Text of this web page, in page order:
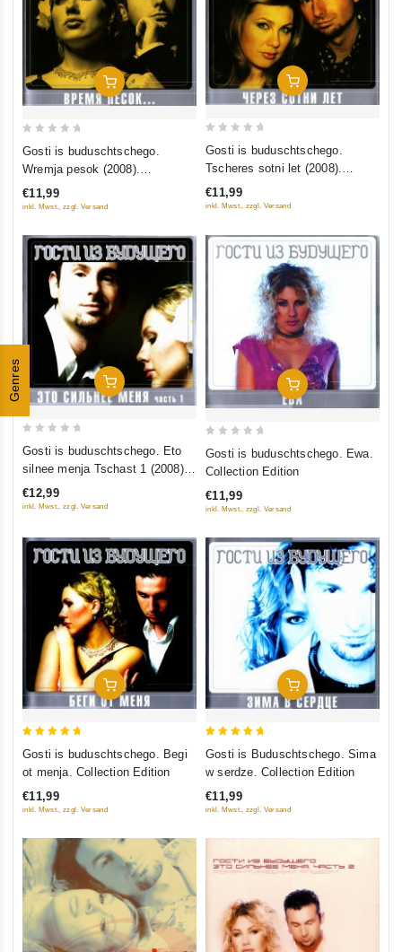
Genres
In Den Warenkorb
5
Gosti is buduschtschego.
Wremja pesok (2008).
Collection Edition
€11,99
inkl. Mwst., zzgl. Versand
In Den Warenkorb
5
Gosti is buduschtschego.
Tscheres sotni let (2008).
Collection Edition
€11,99
inkl. Mwst., zzgl. Versand
In Den Warenkorb
5
Gosti is buduschtschego. Eto
silnee menja Tschast 1 (2008).
Collection Edition
€12,99
inkl. Mwst., zzgl. Versand
In Den Warenkorb
5
Gosti is buduschtschego. Ewa.
Collection Edition
€11,99
inkl. Mwst., zzgl. Versand
In Den Warenkorb
Gosti is buduschtschego. Begi
ot menja. Collection Edition
€11,99
inkl. Mwst., zzgl. Versand
In Den Warenkorb
Gosti is Buduschtschego. Sima
w serdze. Collection Edition
€11,99
inkl. Mwst., zzgl. Versand